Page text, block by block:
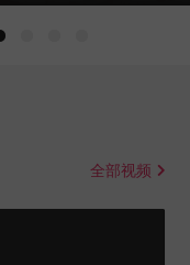
全部视频